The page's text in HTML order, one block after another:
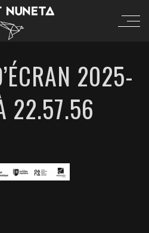
2025-
22.57.56